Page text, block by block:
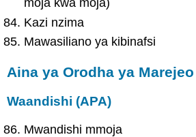
moja kwa moja)
Kazi nzima
Mawasiliano ya kibinafsi
Aina ya Orodha ya Marejeo
Waandishi (APA)
Mwandishi mmoja